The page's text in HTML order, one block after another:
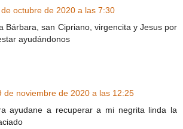
octubre de 2020 a las 7:30
Bárbara, san Cipriano, virgencita y Jesus por
ayudándonos
de noviembre de 2020 a las 12:25
ayudane a recuperar a mi negrita linda la